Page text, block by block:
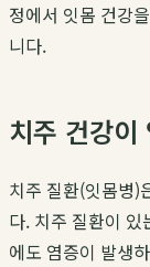
정에서 잇몸 건강
니다.
치주 건강이
치주 질환(잇몸병)
다. 치주 질환이
에도 염증이 발생